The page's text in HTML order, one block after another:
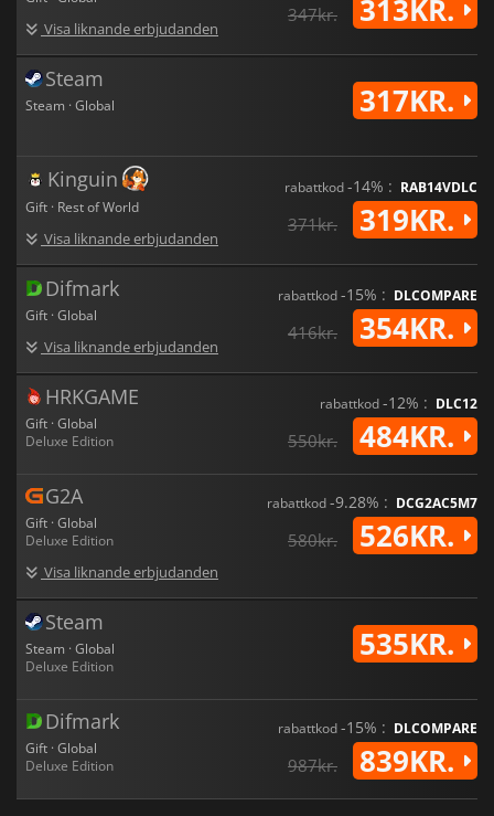
Visa liknande erbjudanden
347kr. 313KR.
Steam
Steam · Global 317KR.
Kinguin
Gift · Rest of World
Visa liknande erbjudanden
rabattkod-14% : RAB14VDLC
371kr. 319KR.
Difmark
Gift · Global
Visa liknande erbjudanden
rabattkod-15% : DLCOMPARE
416kr. 354KR.
HRKGAME
Gift · Global
Deluxe Edition
rabattkod-12% : DLC12
550kr. 484KR.
G2A
Gift · Global
Deluxe Edition
Visa liknande erbjudanden
rabattkod-9.28% : DCG2AC5M7
580kr. 526KR.
Steam
Steam · Global
Deluxe Edition
535KR.
Difmark
Gift · Global
Deluxe Edition
rabattkod-15% : DLCOMPARE
987kr. 839KR.